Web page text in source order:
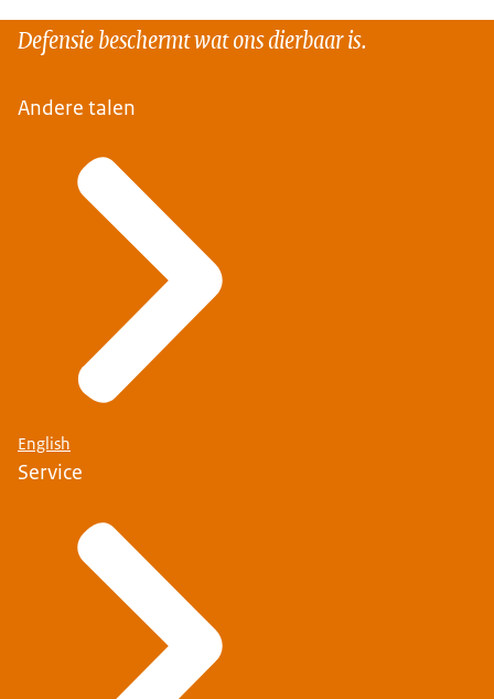
Defensie beschermt wat ons dierbaar is.
Andere talen
English
Service